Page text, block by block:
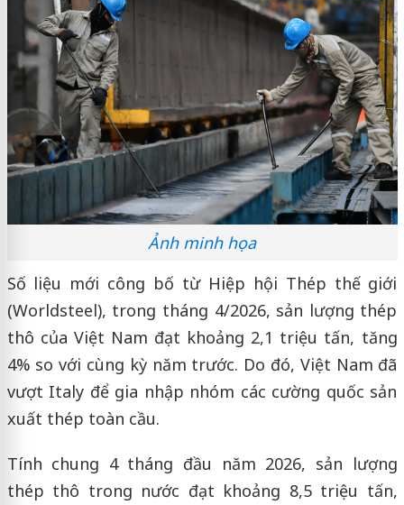
Ảnh minh họa
Số liệu mới công bố từ Hiệp hội Thép thế giới
(Worldsteel), trong tháng 4/2026, sản lượng thép
thô của Việt Nam đạt khoảng 2,1 triệu tấn, tăng
4% so với cùng kỳ năm trước. Do đó, Việt Nam đã
vượt Italy để gia nhập nhóm các cường quốc sản
xuất thép toàn cầu.
Tính chung 4 tháng đầu năm 2026, sản lượng
thép thô trong nước đạt khoảng 8,5 triệu tấn,